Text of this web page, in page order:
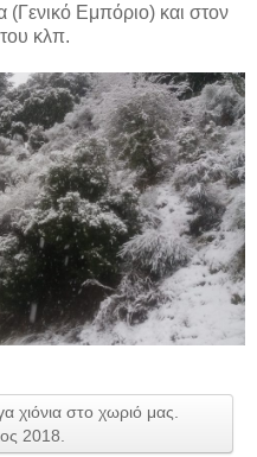
(Γενικό Εμπόριο) και στον
κλπ.
χιόνια στο χωριό μας.
2018.